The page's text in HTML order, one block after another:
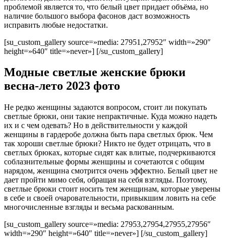
проблемой является то, что белый цвет придает объёма, но
наличие большого выбора фасонов даст возможность
исправить любые недостатки.
[su_custom_gallery source=»media: 27951,27952″ width=»290″
height=»640″ title=»never»] [/su_custom_gallery]
Модные светлые женские брюки
весна-лето 2023 фото
Не редко женщины задаются вопросом, стоит ли покупать
светлые брюки, они такие непрактичные. Куда можно надеть
их и с чем одевать? Но в действительности у каждой
женщины в гардеробе должна быть пара светлых брюк. Чем
так хороши светлые брюки? Никто не будет отрицать, что в
светлых брюках, которые сидят как влитые, подчеркиваются
соблазнительные формы женщины и сочетаются с общим
нарядом, женщина смотрится очень эффектно. Белый цвет не
дает пройти мимо себя, обращая на себя взгляды. Поэтому,
светлые брюки стоит носить тем женщинам, которые уверены
в себе и своей очаровательности, привыкшим ловить на себе
многочисленные взгляды и весьма раскованным.
[su_custom_gallery source=»media: 27953,27954,27955,27956″
width=»290″ height=»640″ title=»never»] [/su_custom_gallery]